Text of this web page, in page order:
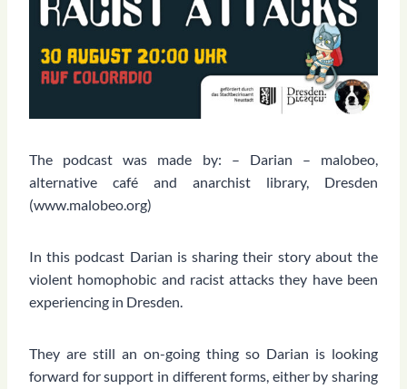
The podcast was made by: – Darian – malobeo,
alternative café and anarchist library, Dresden
(www.malobeo.org)
In this podcast Darian is sharing their story about the
violent homophobic and racist attacks they have been
experiencing in Dresden.
They are still an on-going thing so Darian is looking
forward for support in different forms, either by sharing